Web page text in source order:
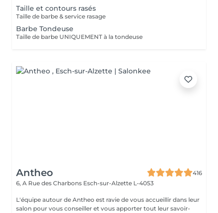
Taille et contours rasés
Taille de barbe & service rasage
Barbe Tondeuse
Taille de barbe UNIQUEMENT à la tondeuse
Antheo
416
6, A Rue des Charbons Esch-sur-Alzette L-4053
L'équipe autour de Antheo est ravie de vous accueillir dans leur
salon pour vous conseiller et vous apporter tout leur savoir-